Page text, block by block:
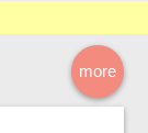
more